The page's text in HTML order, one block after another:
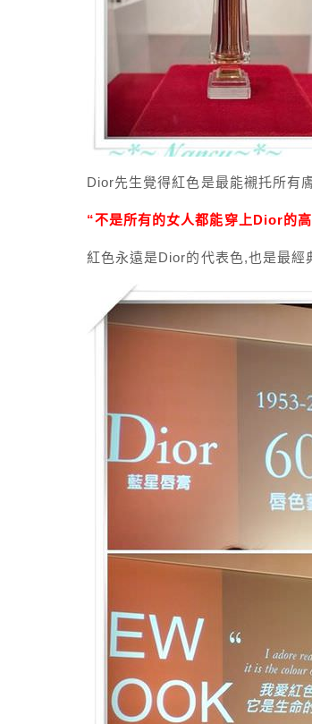
Dior先生覺得紅色是最能襯托所有
“不是所有的女人都能穿上Dior的
紅色永遠是Dior的代表色,也是最